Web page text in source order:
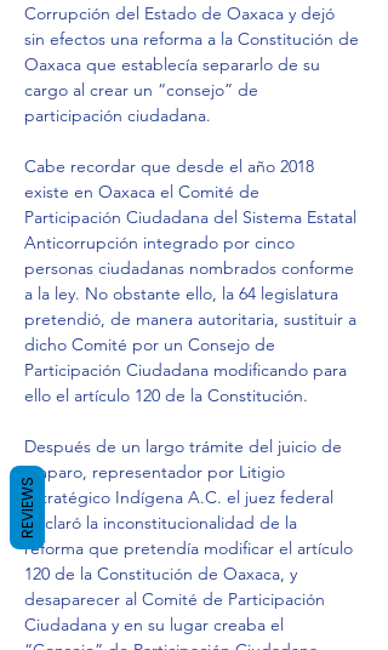
Corrupción del Estado de Oaxaca y dejó
sin efectos una reforma a la Constitución de
Oaxaca que establecía separarlo de su
cargo al crear un “consejo” de
participación ciudadana.
Cabe recordar que desde el año 2018
existe en Oaxaca el Comité de
Participación Ciudadana del Sistema Estatal
Anticorrupción integrado por cinco
personas ciudadanas nombrados conforme
a la ley. No obstante ello, la 64 legislatura
pretendió, de manera autoritaria, sustituir a
dicho Comité por un Consejo de
Participación Ciudadana modificando para
ello el artículo 120 de la Constitución.
Después de un largo trámite del juicio de
amparo, representador por Litigio
Estratégico Indígena A.C. el juez federal
declaró la inconstitucionalidad de la
reforma que pretendía modificar el artículo
120 de la Constitución de Oaxaca, y
desaparecer al Comité de Participación
Ciudadana y en su lugar creaba el
REVIEWS